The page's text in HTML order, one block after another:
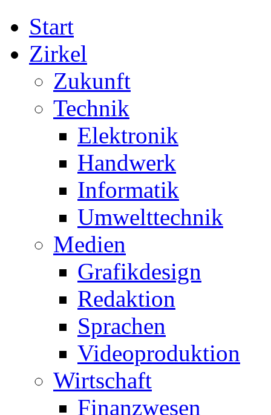
Start
Zirkel
Zukunft
Technik
Elektronik
Handwerk
Informatik
Umwelttechnik
Medien
Grafikdesign
Redaktion
Sprachen
Videoproduktion
Wirtschaft
Finanzwesen